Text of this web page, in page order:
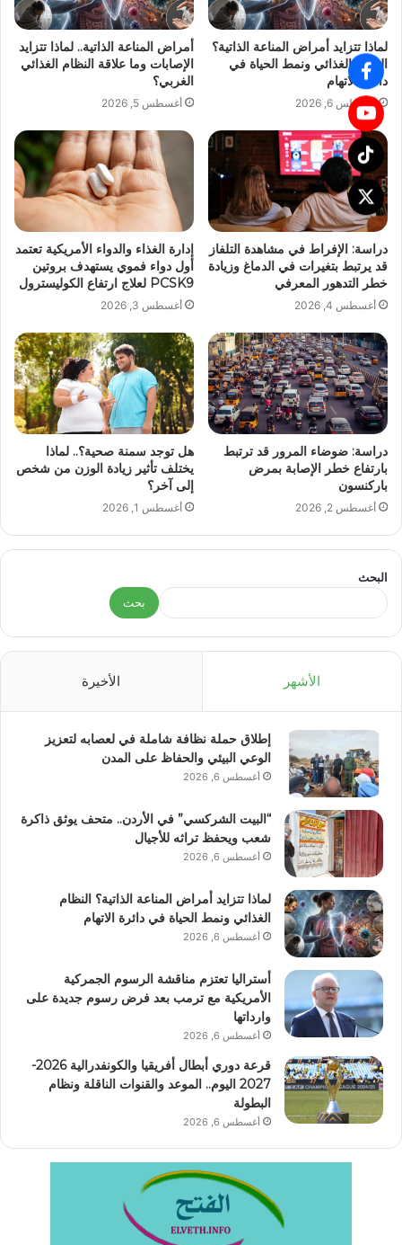
لماذا تتزايد أمراض المناعة الذاتية؟
النظام الغذائي ونمط الحياة في
دائرة الاتهام
أغسطس 6, 2026
أمراض المناعة الذاتية.. لماذا تتزايد
الإصابات وما علاقة النظام الغذائي
الغربي؟
أغسطس 5, 2026
دراسة: الإفراط في مشاهدة التلفاز
قد يرتبط بتغيرات في الدماغ وزيادة
خطر التدهور المعرفي
أغسطس 4, 2026
إدارة الغذاء والدواء الأمريكية تعتمد
أول دواء فموي يستهدف بروتين
PCSK9 لعلاج ارتفاع الكوليسترول
أغسطس 3, 2026
دراسة: ضوضاء المرور قد ترتبط
بارتفاع خطر الإصابة بمرض
باركنسون
أغسطس 2, 2026
هل توجد سمنة صحية؟.. لماذا
يختلف تأثير زيادة الوزن من شخص
إلى آخر؟
أغسطس 1, 2026
البحث
بحث
الأشهر الأخيرة
إطلاق حملة نظافة شاملة في لعصابه لتعزيز
الوعي البيئي والحفاظ على المدن
أغسطس 6, 2026
“البيت الشركسي” في الأردن.. متحف يوثق ذاكرة
شعب ويحفظ تراثه للأجيال
أغسطس 6, 2026
لماذا تتزايد أمراض المناعة الذاتية؟ النظام
الغذائي ونمط الحياة في دائرة الاتهام
أغسطس 6, 2026
أستراليا تعتزم مناقشة الرسوم الجمركية
الأمريكية مع ترمب بعد فرض رسوم جديدة على
وارداتها
أغسطس 6, 2026
قرعة دوري أبطال أفريقيا والكونفدرالية 2026-
2027 اليوم.. الموعد والقنوات الناقلة ونظام
البطولة
أغسطس 6, 2026